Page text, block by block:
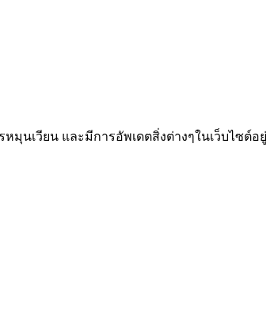
มุนเวียน และมีการอัพเดตสิ่งต่างๆในเว็บไซต์อยู่